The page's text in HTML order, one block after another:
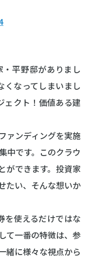
平野邸がありまし
くなってしまいまし
ェクト！価値ある建
ァンディングを実施
中です。このクラウ
ができます。投資家
たい、そんな想いか
を使えるだけではな
て一番の特徴は、参
緒に様々な視点から